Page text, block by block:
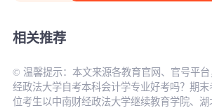
相关推荐
© 温馨提示：本文来源各教育官网、官号平台
经政法大学自考本科会计学专业好考吗？期
位考生以中南财经政法大学继续教育学院、湖